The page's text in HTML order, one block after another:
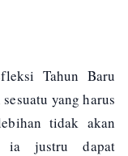
Tahun Baru
yang harus
tidak akan
ia justru dapat